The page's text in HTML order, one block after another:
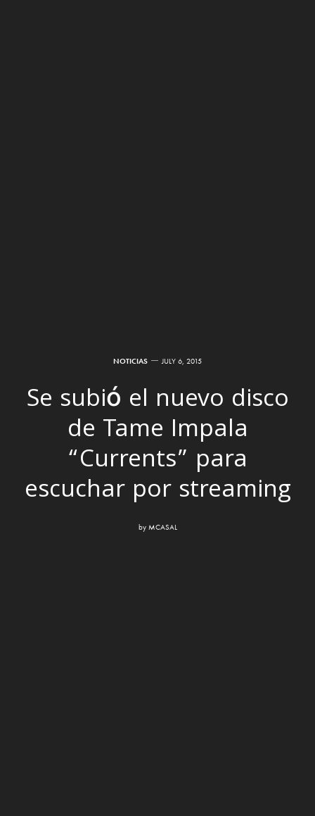
NOTICIAS JULY 6, 2015
Se subió el nuevo disco
de Tame Impala
“Currents” para
escuchar por streaming
by MCASAL